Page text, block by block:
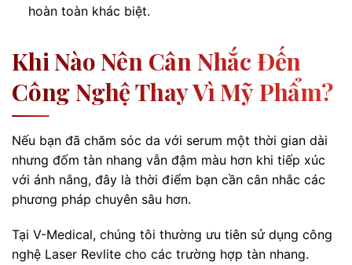
hoàn toàn khác biệt.
Khi Nào Nên Cân Nhắc Đến
Công Nghệ Thay Vì Mỹ Phẩm?
Nếu bạn đã chăm sóc da với serum một thời gian dài
nhưng đốm tàn nhang vẫn đậm màu hơn khi tiếp xúc
với ánh nắng, đây là thời điểm bạn cần cân nhắc các
phương pháp chuyên sâu hơn.
Tại V-Medical, chúng tôi thường ưu tiên sử dụng công
nghệ Laser Revlite cho các trường hợp tàn nhang.